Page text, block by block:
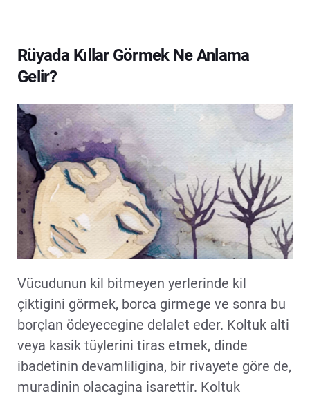
Rüyada Kıllar Görmek Ne Anlama
Gelir?
Vücudunun kil bitmeyen yerlerinde kil
çiktigini görmek, borca girmege ve sonra bu
borçlan ödeyecegine delalet eder. Koltuk alti
veya kasik tüylerini tiras etmek, dinde
ibadetinin devamliligina, bir rivayete göre de,
muradinin olacagina isarettir. Koltuk